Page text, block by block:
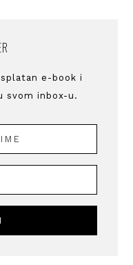
e-book i
svom inbox-u.